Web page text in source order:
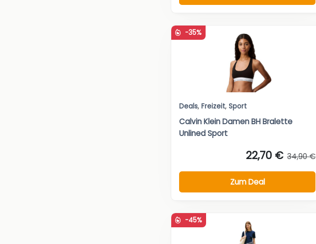
-35%
Deals, Freizeit, Sport
Calvin Klein Damen BH Bralette
Unlined Sport
22,70 € 34,90 €
Zum Deal
-45%